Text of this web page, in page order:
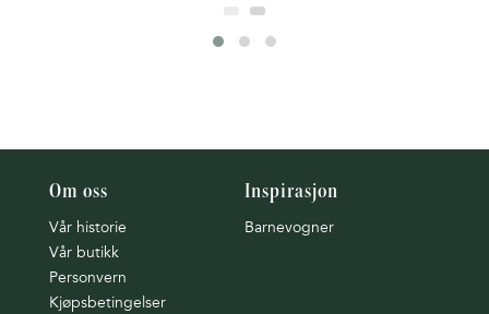
Om oss
Vår historie
Vår butikk
Personvern
Kjøpsbetingelser
Inspirasjon
Barnevogner